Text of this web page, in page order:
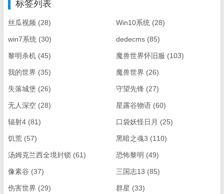
标签列表
丝瓜视频 (28) Win10系统 (28)
win7系统 (30) dedecms (85)
黎明杀机 (45) 魔兽世界怀旧服 (103)
我的世界 (35) 魔兽世界 (26)
失落城堡 (26) 守望先锋 (27)
无人深空 (28) 星露谷物语 (60)
辐射4 (81) 口袋妖怪日月 (25)
饥荒 (57) 黑暗之魂3 (110)
汤姆克兰西全境封锁 (61) 恐怖黎明 (49)
像素谷 (37) 三国志13 (85)
伤害世界 (29) 群星 (33)